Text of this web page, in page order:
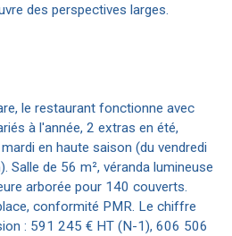
des perspectives larges.
le restaurant fonctionne avec
à l'année, 2 extras en été,
en haute saison (du vendredi
Salle de 56 m², véranda lumineuse
arborée pour 140 couverts.
conformité PMR. Le chiffre
: 591 245 € HT (N-1), 606 506